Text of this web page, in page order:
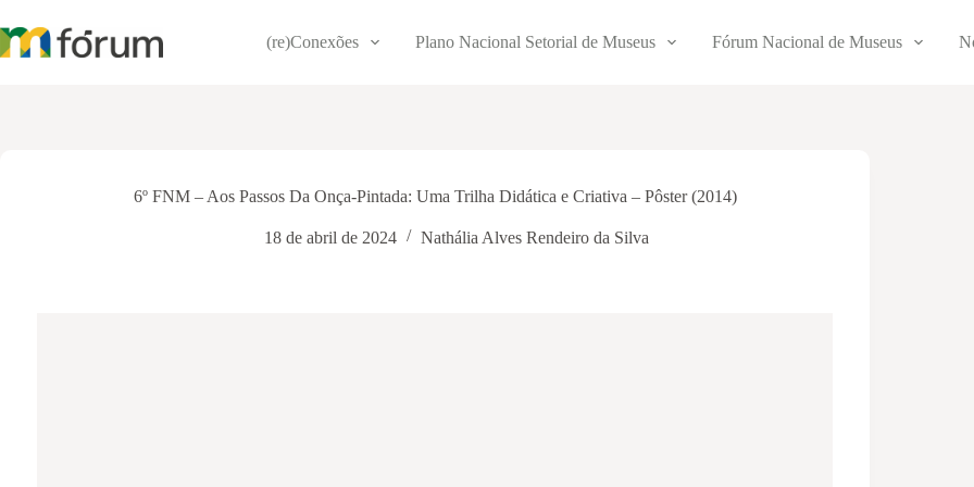
para
o
(re)Conexões Plano Nacional Setorial de Museus Fórum Nacional de Museus
6º FNM – Aos Passos Da Onça-Pintada: Uma Trilha Didática e Criativa – Pôster (2014)
18 de abril de 2024 Nathália Alves Rendeiro da Silva